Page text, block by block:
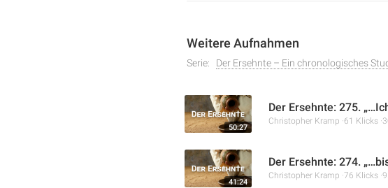
Weitere Aufnahmen
Serie: Der Ersehnte – Ein chronologisches
50:27
Der Ersehnte: 275.
Christopher Kramp 61 Klicks
41:24
Der Ersehnte: 274.
Christopher Kramp 76 Klicks